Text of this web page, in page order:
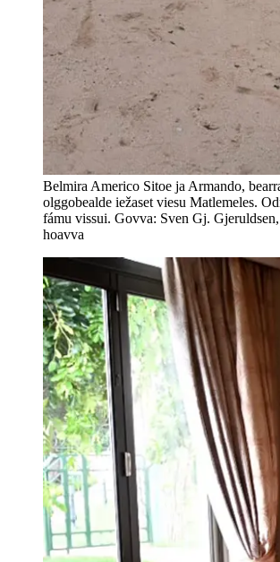
Belmira Americo Sitoe ja Armando,
olggobealde iežaset viesu Matlemeles.
fámu vissui. Govva: Sven Gj.
hoavva